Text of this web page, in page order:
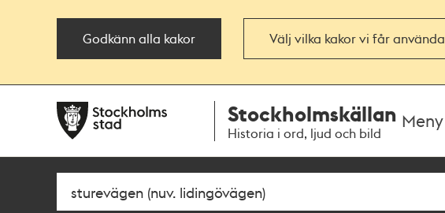
Godkänn alla kakor Välj vilka kakor vi får använda
navigationen
huvudinnehållet
Stockholmskällan
Historia i ord, ljud och bild
Meny
Sök